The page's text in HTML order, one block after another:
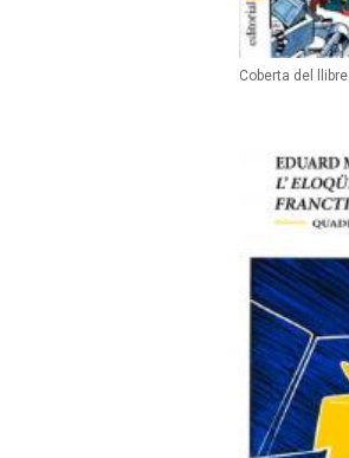
Coberta del llibre